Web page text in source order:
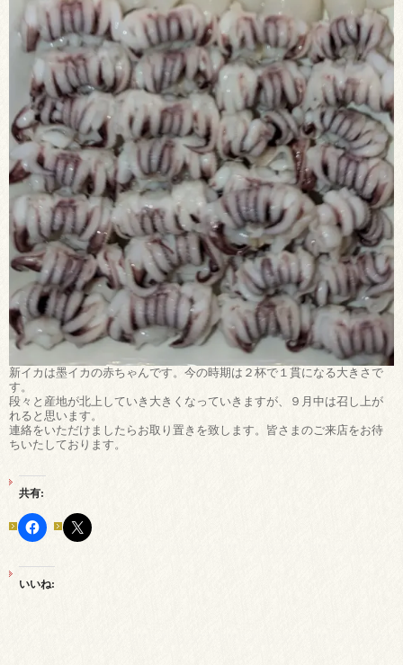
新イカは墨イカの赤ちゃんです。今の時期は２杯で１貫になる大きさで
す。
段々と産地が北上していき大きくなっていきますが、９月中は召し上が
れると思います。
連絡をいただけましたらお取り置きを致します。皆さまのご来店をお待
ちいたしております。
共有:
いいね: